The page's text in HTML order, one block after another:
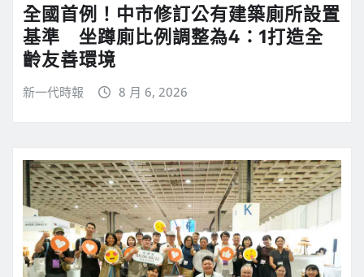
全國首例！中市修訂公有建築廁所設置
基準 坐蹲廁比例調整為4：1打造全
齡友善環境
新一代時報 8 月 6, 2026